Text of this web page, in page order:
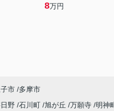
8万円
市 多摩市
野 石川町 旭が丘 万願寺 明神